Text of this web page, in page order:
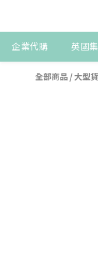
企業代購 英國
全部商品 /大型